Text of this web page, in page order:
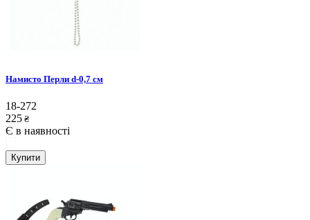
Намисто Перли d-0,7 см
18-272
225 ₴
Є в наявності
Купити